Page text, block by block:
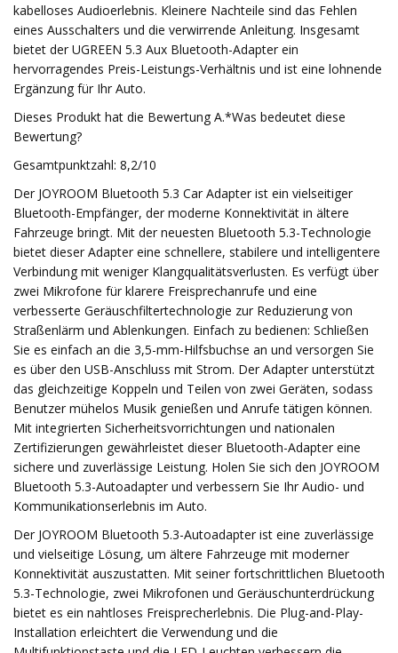
kabelloses Audioerlebnis. Kleinere Nachteile sind das Fehlen
eines Ausschalters und die verwirrende Anleitung. Insgesamt
bietet der UGREEN 5.3 Aux Bluetooth-Adapter ein
hervorragendes Preis-Leistungs-Verhältnis und ist eine lohnende
Ergänzung für Ihr Auto.
Dieses Produkt hat die Bewertung A.*Was bedeutet diese
Bewertung?
Gesamtpunktzahl: 8,2/10
Der JOYROOM Bluetooth 5.3 Car Adapter ist ein vielseitiger
Bluetooth-Empfänger, der moderne Konnektivität in ältere
Fahrzeuge bringt. Mit der neuesten Bluetooth 5.3-Technologie
bietet dieser Adapter eine schnellere, stabilere und intelligentere
Verbindung mit weniger Klangqualitätsverlusten. Es verfügt über
zwei Mikrofone für klarere Freisprechanrufe und eine
verbesserte Geräuschfiltertechnologie zur Reduzierung von
Straßenlärm und Ablenkungen. Einfach zu bedienen: Schließen
Sie es einfach an die 3,5-mm-Hilfsbuchse an und versorgen Sie
es über den USB-Anschluss mit Strom. Der Adapter unterstützt
das gleichzeitige Koppeln und Teilen von zwei Geräten, sodass
Benutzer mühelos Musik genießen und Anrufe tätigen können.
Mit integrierten Sicherheitsvorrichtungen und nationalen
Zertifizierungen gewährleistet dieser Bluetooth-Adapter eine
sichere und zuverlässige Leistung. Holen Sie sich den JOYROOM
Bluetooth 5.3-Autoadapter und verbessern Sie Ihr Audio- und
Kommunikationserlebnis im Auto.
Der JOYROOM Bluetooth 5.3-Autoadapter ist eine zuverlässige
und vielseitige Lösung, um ältere Fahrzeuge mit moderner
Konnektivität auszustatten. Mit seiner fortschrittlichen Bluetooth
5.3-Technologie, zwei Mikrofonen und Geräuschunterdrückung
bietet es ein nahtloses Freisprecherlebnis. Die Plug-and-Play-
Installation erleichtert die Verwendung und die